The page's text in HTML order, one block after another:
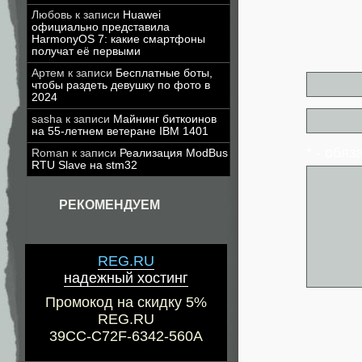
Любовь к записи Huawei
официально представила
HarmonyOS 7: какие смартфоны
получат её первыми
Артем к записи Бесплатные боты,
чтобы раздеть девушку по фото в
2024
sasha к записи Майнинг биткоинов
на 55-летнем ветеране IBM 1401
Roman к записи Реализация ModBus
RTU Slave на stm32
РЕКОМЕНДУЕМ
REG.RU
надежный хостинг
Промокод на скидку 5%
REG.RU
39CC-C72F-6342-560A